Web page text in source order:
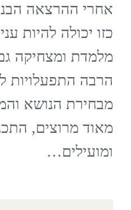
אחרי ההרצאה
כזו יכולה להיות
מלמדת ומצחיקה
הרבה
מבחירת הנושא
מאוד מרוצים,
ומועילים…